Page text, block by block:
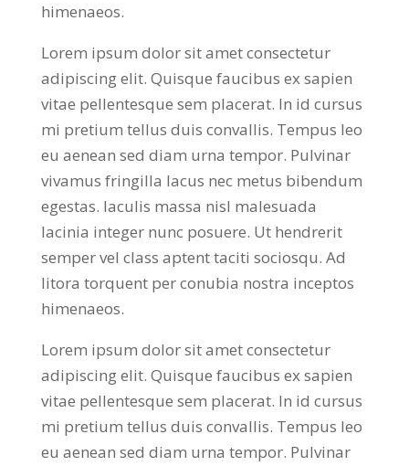
himenaeos.
Lorem ipsum dolor sit amet consectetur
adipiscing elit. Quisque faucibus ex sapien
vitae pellentesque sem placerat. In id cursus
mi pretium tellus duis convallis. Tempus leo
eu aenean sed diam urna tempor. Pulvinar
vivamus fringilla lacus nec metus bibendum
egestas. Iaculis massa nisl malesuada
lacinia integer nunc posuere. Ut hendrerit
semper vel class aptent taciti sociosqu. Ad
litora torquent per conubia nostra inceptos
himenaeos.
Lorem ipsum dolor sit amet consectetur
adipiscing elit. Quisque faucibus ex sapien
vitae pellentesque sem placerat. In id cursus
mi pretium tellus duis convallis. Tempus leo
eu aenean sed diam urna tempor. Pulvinar